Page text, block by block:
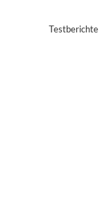
Testberichte